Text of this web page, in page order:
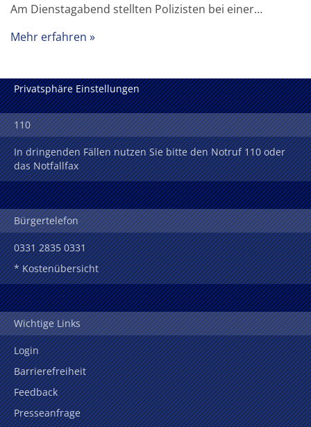
Am Dienstagabend stellten Polizisten bei einer…
Mehr erfahren
Privatsphäre Einstellungen
110
In dringenden Fällen nutzen Sie bitte den Notruf 110 oder
das Notfallfax
Bürgertelefon
0331 2835 0331
* Kostenübersicht
Wichtige Links
Login
Barrierefreiheit
Feedback
Presseanfrage